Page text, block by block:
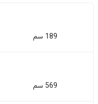
189 سم
569 سم